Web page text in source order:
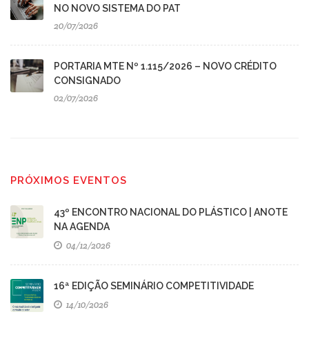
NO NOVO SISTEMA DO PAT
20/07/2026
PORTARIA MTE Nº 1.115/2026 – NOVO CRÉDITO
CONSIGNADO
02/07/2026
PRÓXIMOS EVENTOS
43º ENCONTRO NACIONAL DO PLÁSTICO | ANOTE
NA AGENDA
04/12/2026
16ª EDIÇÃO SEMINÁRIO COMPETITIVIDADE
14/10/2026